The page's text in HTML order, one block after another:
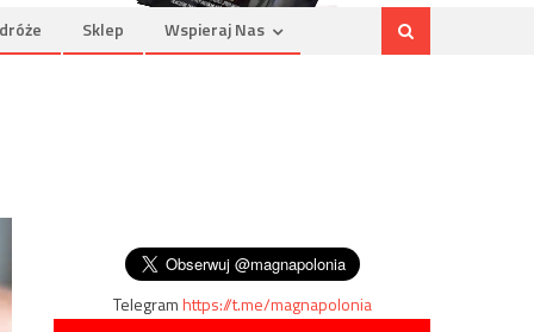
Sklep Wspieraj Nas
Telegramhttps://t.me/magnapolonia